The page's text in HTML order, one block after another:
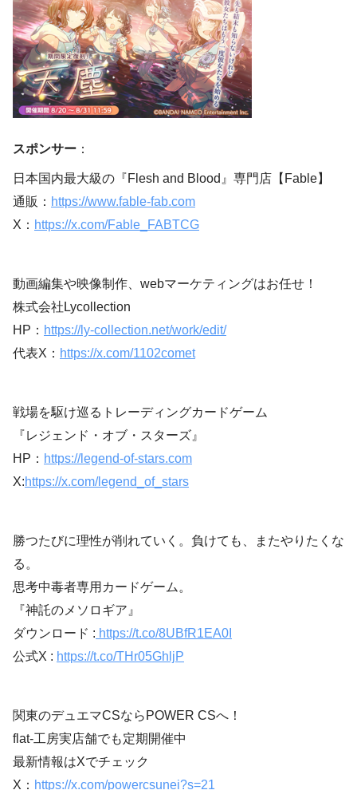
スポンサー ：
日本国内最大級の『Flesh and Blood』専門店【Fable】
通販： https://www.fable-fab.com
X： https://x.com/Fable_FABTCG
動画編集や映像制作、webマーケティングはお任せ！
株式会社Lycollection
HP： https://ly-collection.net/work/edit/
代表X： https://x.com/1102comet
戦場を駆け巡るトレーディングカードゲーム
『レジェンド・オブ・スターズ』
HP： https://legend-of-stars.com
X:https://x.com/legend_of_stars
勝つたびに理性が削れていく。負けても、またやりたくな
る。
思考中毒者専用カードゲーム。
『神託のメソロギア』
ダウンロード : https://t.co/8UBfR1EA0I
公式X : https://t.co/THr05GhljP
関東のデュエマCSならPOWER CSへ！
flat-工房実店舗でも定期開催中
最新情報はXでチェック
X： https://x.com/powercsunei?s=21